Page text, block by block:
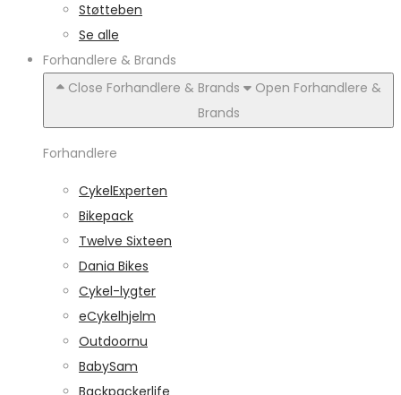
Støtteben
Se alle
Forhandlere & Brands
Close Forhandlere & Brands
Open Forhandlere &
Brands
Forhandlere
CykelExperten
Bikepack
Twelve Sixteen
Dania Bikes
Cykel-lygter
eCykelhjelm
Outdoornu
BabySam
Backpackerlife